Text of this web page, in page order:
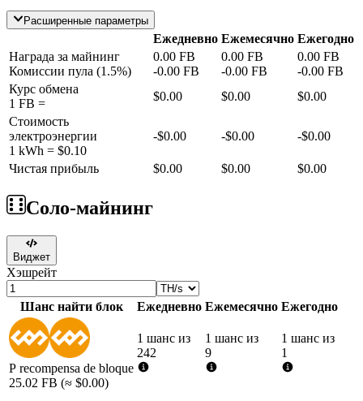
Расширенные параметры
Ежедневно Ежемесячно Ежегодно
Награда за майнинг
Комиссии пула (1.5%)
0.00 FB
-0.00 FB
0.00 FB
-0.00 FB
0.00 FB
-0.00 FB
Курс обмена
1 FB =
$0.00 $0.00
$0.00
Стоимость
электроэнергии
1 kWh = $0.10
-$0.00 -$0.00 -$0.00
Чистая прибыль $0.00 $0.00 $0.00
Соло-майнинг
Виджет
Хэшрейт
Шанс найти блок Ежедневно Ежемесячно Ежегодно
Р recompensa de bloque
25.02 FB (≈ $0.00)
1 шанс из
242
1 шанс из
9
1 шанс из
1